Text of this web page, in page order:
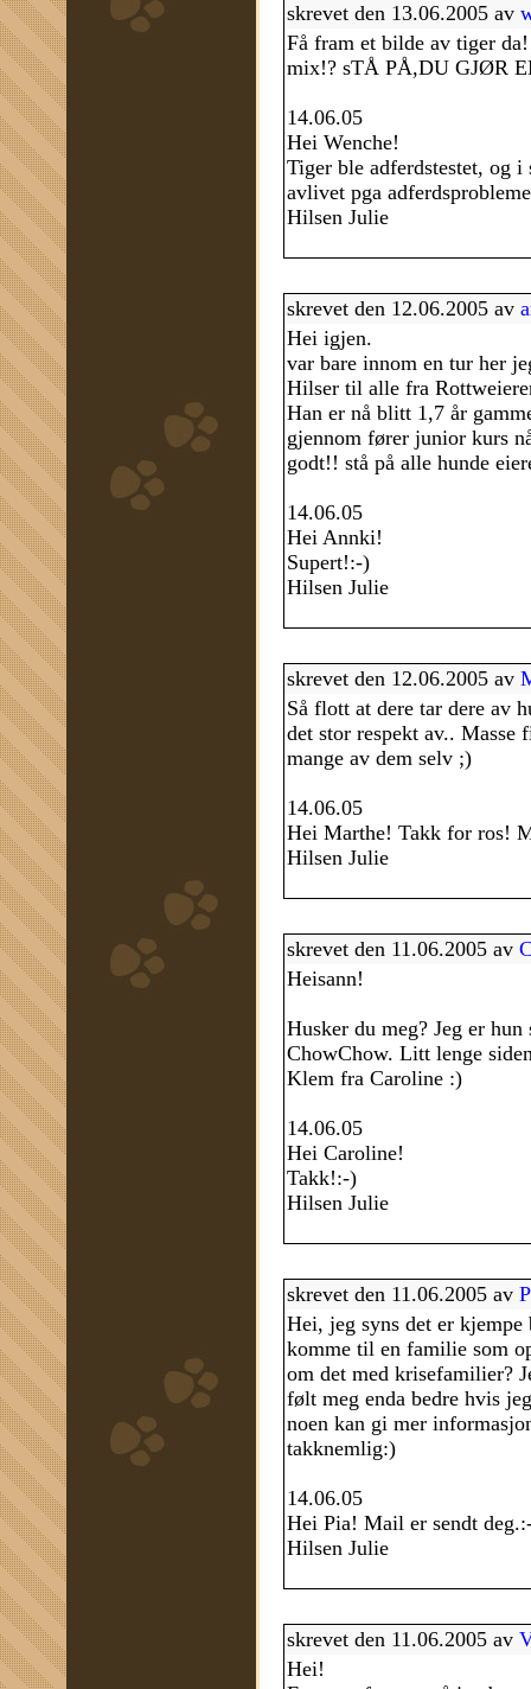
skrevet den 13.06.2005 av
Få fram et bilde av tiger
mix!? sTÅ PÅ,DU GJØR
14.06.05
Hei Wenche!
Tiger ble adferdstestet, og i
avlivet pga
Hilsen Julie
skrevet den 12.06.2005 av
Hei igjen.
var bare innom en tur her
Hilser til alle fra
Han er nå blitt 1,7 år
gjennom fører junior kurs
godt!! stå på alle hunde
14.06.05
Hei Annki!
Supert!:-)
Hilsen Julie
skrevet den 12.06.2005 av
Så flott at dere tar dere av
det stor respekt av..
mange av dem selv ;)
14.06.05
Hei Marthe! Takk for ros!
Hilsen Julie
skrevet den 11.06.2005 av
Heisann!
Husker du meg? Jeg er
ChowChow. Litt lenge
Klem fra Caroline :)
14.06.05
Hei Caroline!
Takk!:-)
Hilsen Julie
skrevet den 11.06.2005 av
Hei, jeg syns det er kjempe
komme til en familie som
om det med krisefamilier?
følt meg enda bedre hvis
noen kan gi mer
takknemlig:)
14.06.05
Hei Pia! Mail er sendt
Hilsen Julie
skrevet den 11.06.2005 av
Hei!